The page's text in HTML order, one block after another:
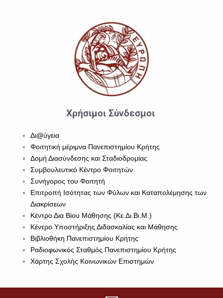
Χρήσιμοι Σύνδεσμοι
Δι@ύγεια
Φοιτητική μέριμνα Πανεπιστημίου Κρήτης
Δομή Διασύνδεσης και Σταδιοδρομίας
Συμβουλευτικό Κέντρο Φοιτητών
Συνήγορος του Φοιτητή
Επιτροπή Ισότητας των Φύλων και Καταπολέμησης των
Διακρίσεων
Κέντρο Δια Βίου Μάθησης (Κε.Δι.Βι.Μ.)
Κέντρο Υποστήριξης Διδασκαλίας και Μάθησης
Βιβλιοθήκη Πανεπιστημίου Κρήτης
Ραδιοφωνικός Σταθμός Πανεπιστημίου Κρήτης
Χάρτης Σχολής Κοινωνικών Επιστημών